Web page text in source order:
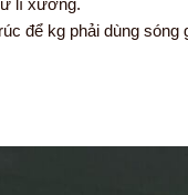
lí xương.
để kg phải dùng sóng